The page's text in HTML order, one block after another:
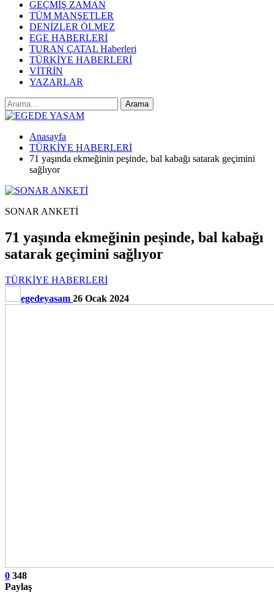
GEÇMİŞ ZAMAN
TÜM MANŞETLER
DENİZLER ÖLMEZ
EGE HABERLERİ
TURAN ÇATAL Haberleri
TÜRKİYE HABERLERİ
VİTRİN
YAZARLAR
Anasayfa
TÜRKİYE HABERLERİ
71 yaşında ekmeğinin peşinde, bal kabağı satarak geçimini
sağlıyor
SONAR ANKETİ
71 yaşında ekmeğinin peşinde, bal kabağı
satarak geçimini sağlıyor
TÜRKİYE HABERLERİ
egedeyasam 26 Ocak 2024
0 348
Paylaş